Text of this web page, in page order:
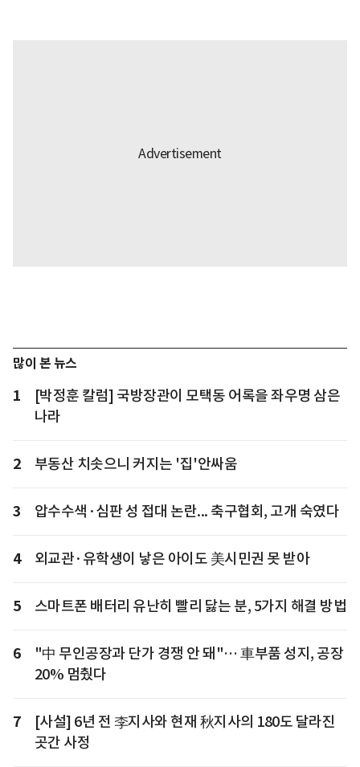
많이 본 뉴스
1
[박정훈 칼럼] 국방장관이 모택동 어록을 좌우명 삼은
나라
2 부동산 치솟으니 커지는 '집'안싸움
3 압수수색·심판 성 접대 논란... 축구협회, 고개 숙였다
4 외교관·유학생이 낳은 아이도 美시민권 못 받아
5 스마트폰 배터리 유난히 빨리 닳는 분, 5가지 해결 방법
6
"中 무인공장과 단가 경쟁 안 돼"… 車부품 성지, 공장
20% 멈췄다
7
[사설] 6년 전 李지사와 현재 秋지사의 180도 달라진
곳간 사정